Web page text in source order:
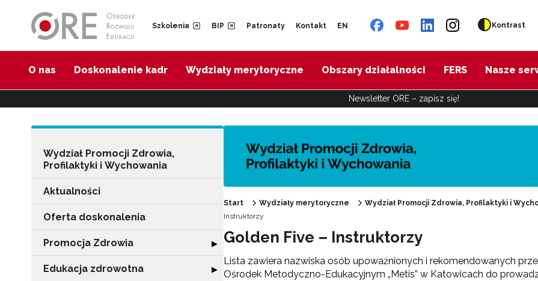
Szkolenia BIP Patronaty Kontakt EN Kontrast
O nas Doskonalenie kadr Wydziały merytoryczne Obszary działalności FERS Nasze
Newsletter ORE – zapisz się!
Wydział Promocji Zdrowia,
Profilaktyki i Wychowania
Aktualności
Oferta doskonalenia
Promocja Zdrowia Rozwiń sekcję "Promocja Zdrowia"
▶
Edukacja zdrowotna Rozwiń sekcję "Edukacja zdrowotna"
▶
Start Wydziały merytoryczne Wydział Promocji Zdrowia, Profilaktyki i
Instruktorzy
Golden Five – Instruktorzy
Lista zawiera nazwiska osób upoważnionych i rekomendowanych
Ośrodek Metodyczno-Edukacyjnym „Metis” w Katowicach do